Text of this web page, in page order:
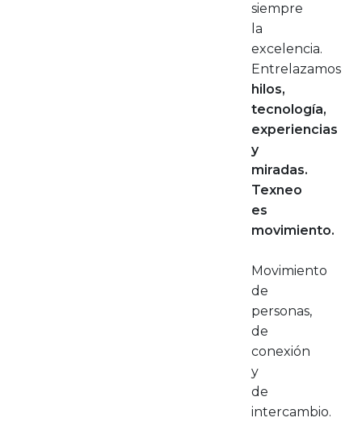
siempre
la
excelencia.
Entrelazamos
hilos,
tecnología,
experiencias
y
miradas.
Texneo
es
movimiento.
Movimiento
de
personas,
de
conexión
y
de
intercambio.